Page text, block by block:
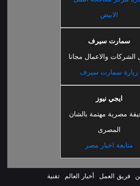
الابيض
سمارت سيرف
الشركات والاعمال مجانا
زيارة سمارت سيرف
ايجي نيوز
مصرية مهتمة بالشان
المصرى
متابعة اخبار مصر
فريق العمل أخبار العالم تقنية